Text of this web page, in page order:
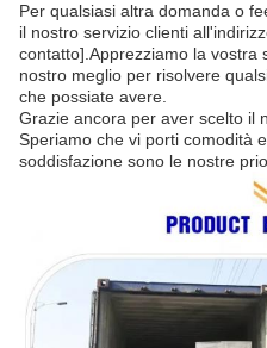
Per qualsiasi altra domanda o
il nostro servizio clienti
contatto].Apprezziamo la vostra
nostro meglio per risolvere
che possiate avere.
Grazie ancora per aver scelto il
Speriamo che vi porti comodità
soddisfazione sono le nostre